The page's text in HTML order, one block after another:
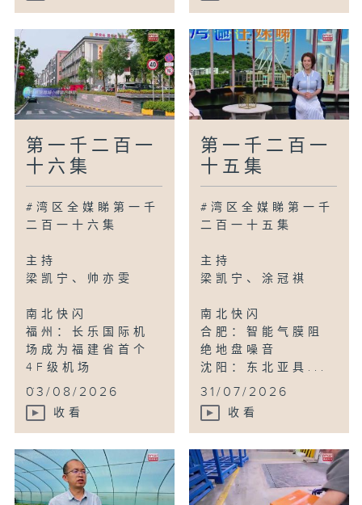
第一千二百一
十六集
#湾区全媒睇第一千
二百一十六集
主持
梁凯宁、帅亦雯
南北快闪
福州：长乐国际机
场成为福建省首个
4F级机场
...
03/08/2026
收看
第一千二百一
十五集
#湾区全媒睇第一千
二百一十五集
主持
梁凯宁、涂冠祺
南北快闪
合肥：智能气膜阻
绝地盘噪音
沈阳：东北亚具...
31/07/2026
收看